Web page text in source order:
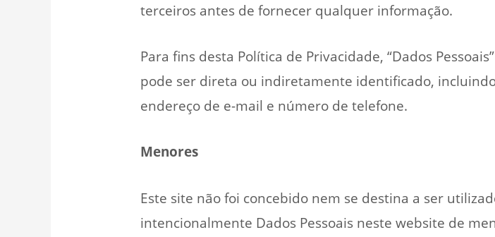
terceiros antes de fornecer qualquer informação.
Para fins desta Política de Privacidade, “Dados
pode ser direta ou indiretamente identificado,
endereço de e-mail e número de telefone.
Menores
Este site não foi concebido nem se destina a ser
intencionalmente Dados Pessoais neste website de